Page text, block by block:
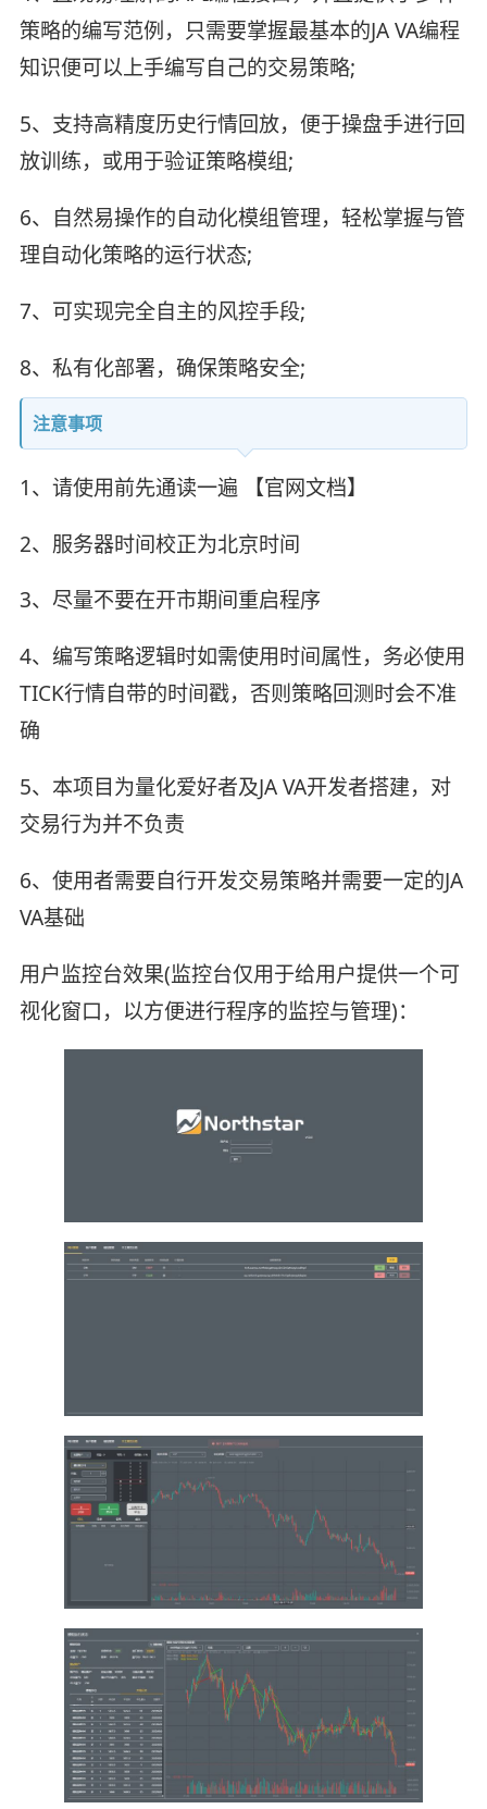
策略的编写范例，只需要掌握最基本的JA VA编程
知识便可以上手编写自己的交易策略;
5、支持高精度历史行情回放，便于操盘手进行回
放训练，或用于验证策略模组;
6、自然易操作的自动化模组管理，轻松掌握与管
理自动化策略的运行状态;
7、可实现完全自主的风控手段;
8、私有化部署，确保策略安全;
注意事项
1、请使用前先通读一遍 【官网文档】
2、服务器时间校正为北京时间
3、尽量不要在开市期间重启程序
4、编写策略逻辑时如需使用时间属性，务必使用
TICK行情自带的时间戳，否则策略回测时会不准
确
5、本项目为量化爱好者及JA VA开发者搭建，对
交易行为并不负责
6、使用者需要自行开发交易策略并需要一定的JA
VA基础
用户监控台效果(监控台仅用于给用户提供一个可
视化窗口，以方便进行程序的监控与管理)：